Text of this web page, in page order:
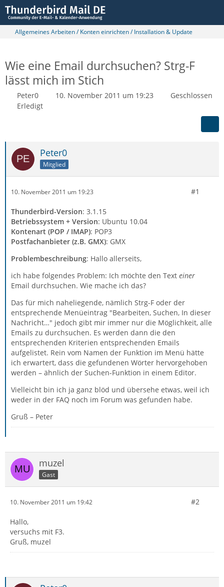
Allgemeines Arbeiten / Konten einrichten / Installation & Update
Wie eine Email durchsuchen? Strg-F
lässt mich im Stich
Peter0 10. November 2011 um 19:23
Geschlossen
Erledigt
Peter0
Mitglied
10. November 2011 um 19:23 #1
Thunderbird-Version: 3.1.15
Betriebssystem + Version: Ubuntu 10.04
Kontenart (POP / IMAP): POP3
Postfachanbieter (z.B. GMX): GMX
Problembeschreibung: Hallo allerseits,
ich habe folgendes Problem: Ich möchte den Text einer
Email durchsuchen. Wie mache ich das?
Das für mich naheliegende, nämlich Strg-F oder der
entsprechende Menüeintrag "Bearbeiten, Suchen, In dieser
Nachricht…" jedoch gibt mir immer nur die Möglichkeit, alle
Emails zu durchsuchen. Es werden dann die den
entsprechenden Kriterien entsprechenden Emails
aufgelistet. Rein vom Namen der Funktion im Menü hätte
ich erwartert, dass die gefundenen Wörter hervorgehoben
werden – ähnlich der Suchen-Funktion in einem Editor.
Vielleicht bin ich ja ganz blöd und übersehe etwas, weil ich
weder in der FAQ noch im Forum was gefunden habe.
Gruß – Peter
muzel
Gast
10. November 2011 um 19:42 #2
Hallo,
versuchs mit F3.
Gruß, muzel